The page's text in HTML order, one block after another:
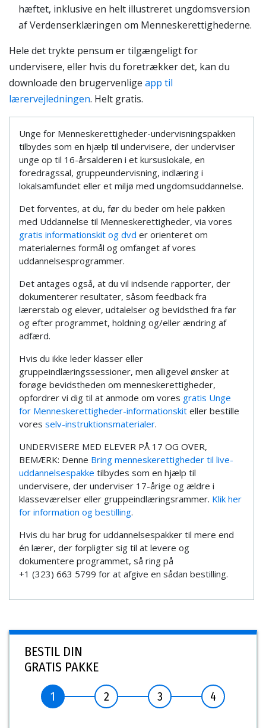
BESTIL DIN
GRATIS PAKKE
1 2 3 4
hæftet, inklusive en helt illustreret ungdomsversion
af Verdenserklæringen om Menneskerettighederne.
Hele det trykte pensum er tilgængeligt for
undervisere, eller hvis du foretrækker det, kan du
downloade den brugervenlige app til
lærervejledningen. Helt gratis.
Unge for Menneskerettigheder-undervisningspakken
tilbydes som en hjælp til undervisere, der underviser
unge op til 16-årsalderen i et kursuslokale, en
foredragssal, gruppeundervisning, indlæring i
lokalsamfundet eller et miljø med ungdomsuddannelse.
Det forventes, at du, før du beder om hele pakken
med Uddannelse til Menneskerettigheder, via vores
gratis informationskit og dvd er orienteret om
materialernes formål og omfanget af vores
uddannelsesprogrammer.
Det antages også, at du vil indsende rapporter, der
dokumenterer resultater, såsom feedback fra
lærerstab og elever, udtalelser og bevidsthed fra før
og efter programmet, holdning og/eller ændring af
adfærd.
Hvis du ikke leder klasser eller
gruppeindlæringssessioner, men alligevel ønsker at
forøge bevidstheden om menneskerettigheder,
opfordrer vi dig til at anmode om vores gratis Unge
for Menneskerettigheder-informationskit eller bestille
vores selv-instruktionsmaterialer.
UNDERVISERE MED ELEVER PÅ 17 OG OVER,
BEMÆRK: Denne Bring menneskerettigheder til live-
uddannelsespakke tilbydes som en hjælp til
undervisere, der underviser 17-årige og ældre i
klasseværelser eller gruppeindlæringsrammer. Klik her
for information og bestilling.
Hvis du har brug for uddannelsespakker til mere end
én lærer, der forpligter sig til at levere og
dokumentere programmet, så ring på
+1 (323) 663 5799 for at afgive en sådan bestilling.